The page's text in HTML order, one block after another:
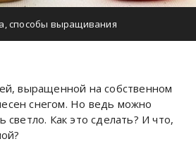
,способы выращивания
выращенной на собственном
снегом. Но ведь можно
Как это сделать? И что,